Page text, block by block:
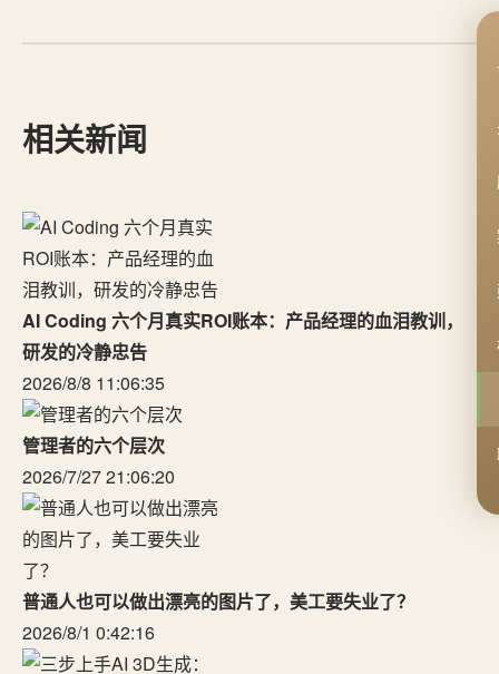
相关新闻
AI Coding 六个月真实ROI账本：产品经理的血泪教训，
研发的冷静忠告
2026/8/8 11:06:35
管理者的六个层次
2026/7/27 21:06:20
普通人也可以做出漂亮的图片了，美工要失业了？
2026/8/1 0:42:16